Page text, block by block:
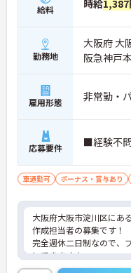
給料 時給1,387
勤務地
大阪府 大
阪急神戸
雇用形態 非常勤・
応募要件 ■経験不
車通勤可 ボーナス・賞与あり
大阪府大阪市淀川区にあ
作成担当者の募集です！
完全週休二日制なので、
にできます☆
昇給・賞与あり♪ 頑張